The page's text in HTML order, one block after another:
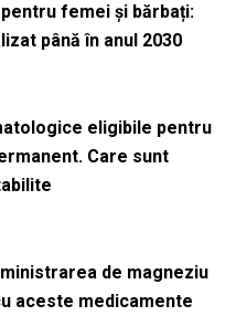
femei și bărbați:
până în anul 2030
eligibile pentru
Care sunt
de magneziu
aceste medicamente